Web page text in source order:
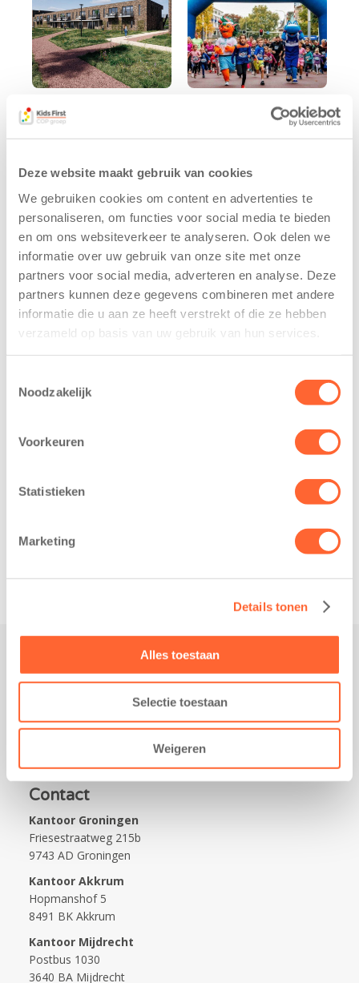
Deze website maakt gebruik van cookies
We gebruiken cookies om content en advertenties te
personaliseren, om functies voor social media te bieden
en om ons websiteverkeer te analyseren. Ook delen we
informatie over uw gebruik van onze site met onze
partners voor social media, adverteren en analyse. Deze
partners kunnen deze gegevens combineren met andere
informatie die u aan ze heeft verstrekt of die ze hebben
verzameld op basis van uw gebruik van hun services.
Noodzakelijk
Voorkeuren
Statistieken
Marketing
Details tonen
Alles toestaan
Selectie toestaan
Weigeren
Kids First
tekent
voor nieuw
kindcentrum in
wijk Wiarda in
Leeuwarden
11 juni 2026
Leeuwarden –
Kids First
Kinderopvang
belangrijke stap
realisatie van een
kindcentrum in
Na…
nieuwe
van de Mini 4
Mijl tijdens de
Menzis 4 Mijl
van Groningen
13 mei 2026
De jongste
deelnemers van
het grootste
Noord-Nederland
Praktisch
Werken bij Kids First
Nieuws over Kids First
Wijzigen opvangcontract
Opzeggen opvangcontract
Contact
Kantoor Groningen
Friesestraatweg 215b
9743 AD Groningen
Kantoor Akkrum
Hopmanshof 5
8491 BK Akkrum
Kantoor Mijdrecht
Postbus 1030
3640 BA Mijdrecht